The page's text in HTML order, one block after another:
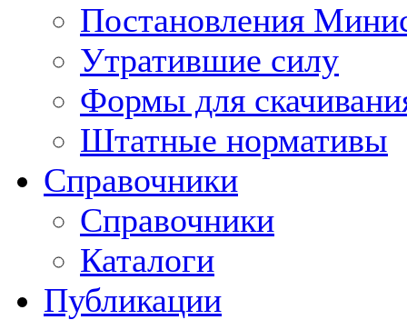
Постановления
Утратившие силу
Формы для
Штатные нормативы
Справочники
Справочники
Каталоги
Публикации